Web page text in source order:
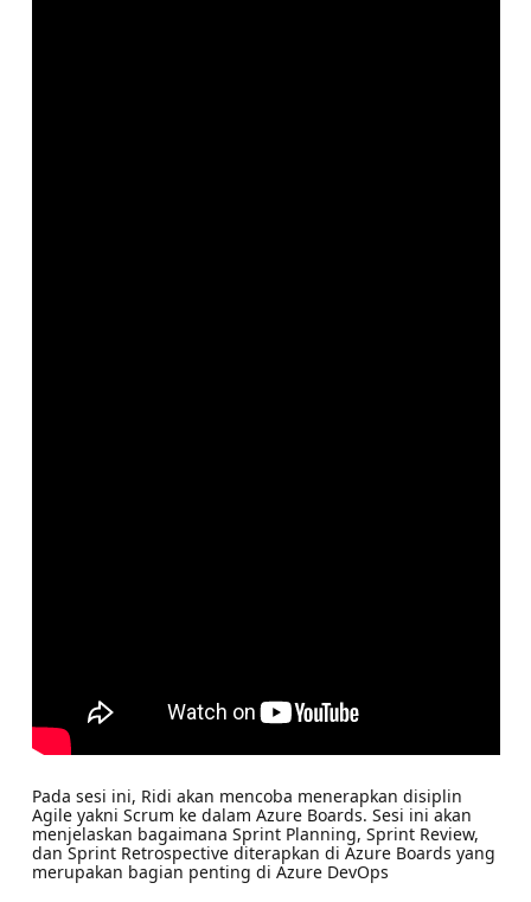
Pada sesi ini, Ridi akan mencoba menerapkan disiplin
Agile yakni Scrum ke dalam Azure Boards. Sesi ini akan
menjelaskan bagaimana Sprint Planning, Sprint Review,
dan Sprint Retrospective diterapkan di Azure Boards yang
merupakan bagian penting di Azure DevOps